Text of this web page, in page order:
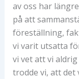
av oss har
på att
föreställning,
vi varit utsatta
vi vet att vi
trodde vi, att det